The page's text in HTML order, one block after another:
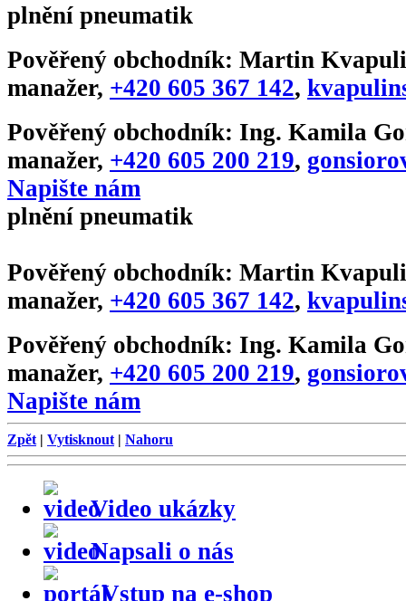
plnění pneumatik
Pověřený obchodník: Martin
manažer, +420 605 367 142,
Pověřený obchodník: Ing. Kamila
manažer, +420 605 200 219,
Napište nám
plnění pneumatik
Pověřený obchodník: Martin
manažer, +420 605 367 142,
Pověřený obchodník: Ing. Kamila
manažer, +420 605 200 219,
Napište nám
Zpět | Vytisknout | Nahoru
Video ukázky
Napsali o nás
Vstup na e-shop